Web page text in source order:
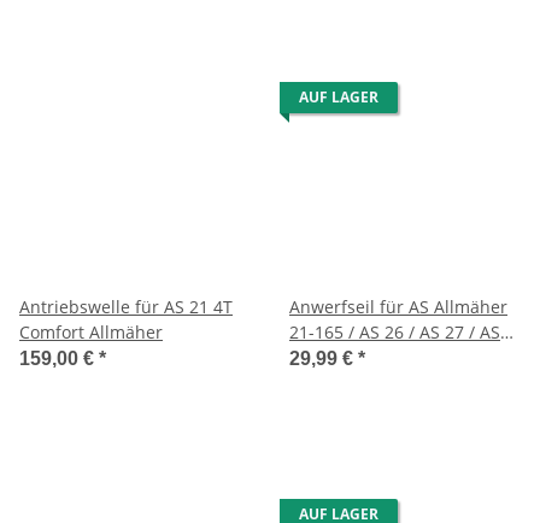
Antriebswelle für AS 21 4T
Comfort Allmäher
159,00 € *
AUF LAGER
Anwerfseil für AS Allmäher
21-165 / AS 26 / AS 27 / AS
45 / AS 53/21 AH8/28-3 usw.
29,99 € *
AUF LAGER